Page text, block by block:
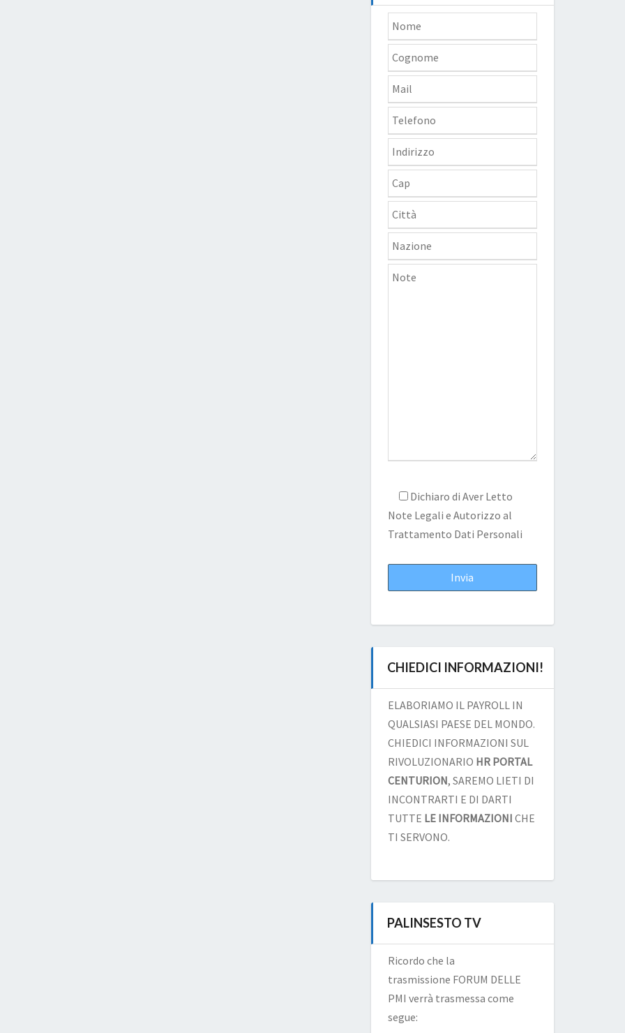
Dichiaro di Aver Letto
Note Legali e Autorizzo al
Trattamento Dati Personali
CHIEDICI INFORMAZIONI!
ELABORIAMO IL PAYROLL IN
QUALSIASI PAESE DEL MONDO.
CHIEDICI INFORMAZIONI SUL
RIVOLUZIONARIO HR PORTAL
CENTURION, SAREMO LIETI DI
INCONTRARTI E DI DARTI
TUTTE LE INFORMAZIONI CHE
TI SERVONO.
PALINSESTO TV
Ricordo che la
trasmissione FORUM DELLE
PMI verrà trasmessa come
segue: